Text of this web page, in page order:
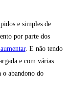
e simples de
por parte dos
. E não tendo
e com várias
o abandono do